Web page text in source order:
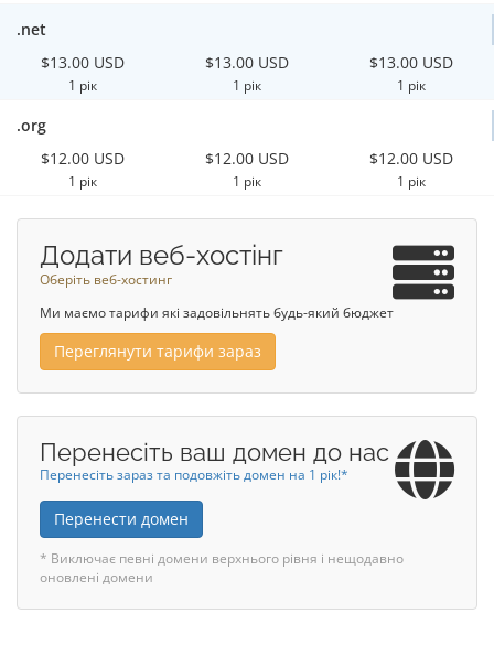
.net
$13.00 USD
1 рік
$13.00 USD
1 рік
$13.00 USD
1 рік
.org
$12.00 USD
1 рік
$12.00 USD
1 рік
$12.00 USD
1 рік
Додати веб-хостінг
Оберіть веб-хостинг
Ми маємо тарифи які задовільнять будь-який бюджет
Переглянути тарифи зараз
Перенесіть ваш домен до нас
Перенесіть зараз та подовжіть домен на 1 рік!*
Перенести домен
* Виключає певні домени верхнього рівня і нещодавно
оновлені домени